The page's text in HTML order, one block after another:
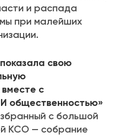
и распада
при малейших
свою
с
общественностью»
с большой
КСО — собрание